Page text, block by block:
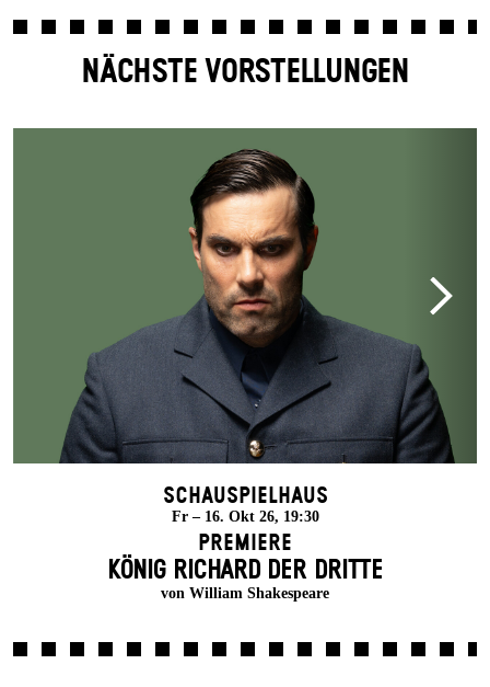
NÄCHSTE VORSTELLUNGEN
Schauspielhaus
Fr – 16. Okt 26, 19:30
Premiere
KÖNIG RICHARD DER DRITTE
von William Shakespeare